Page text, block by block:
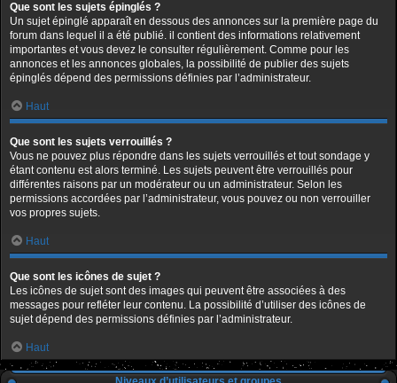
Que sont les sujets épinglés ?
Un sujet épinglé apparaît en dessous des annonces sur la première page du
forum dans lequel il a été publié. il contient des informations relativement
importantes et vous devez le consulter régulièrement. Comme pour les
annonces et les annonces globales, la possibilité de publier des sujets
épinglés dépend des permissions définies par l’administrateur.
Haut
Que sont les sujets verrouillés ?
Vous ne pouvez plus répondre dans les sujets verrouillés et tout sondage y
étant contenu est alors terminé. Les sujets peuvent être verrouillés pour
différentes raisons par un modérateur ou un administrateur. Selon les
permissions accordées par l’administrateur, vous pouvez ou non verrouiller
vos propres sujets.
Haut
Que sont les icônes de sujet ?
Les icônes de sujet sont des images qui peuvent être associées à des
messages pour refléter leur contenu. La possibilité d’utiliser des icônes de
sujet dépend des permissions définies par l’administrateur.
Haut